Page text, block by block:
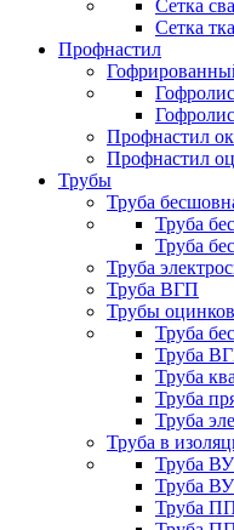
Сетка
Сетка
Профнастил
Профнастил
Профнастил
Трубы
Труба
Труба
Труба
Труба
Труба ВГП
Трубы
Труба
Труба
Труба
Труба
Труба
Труба в
Труба
Труба
Труба